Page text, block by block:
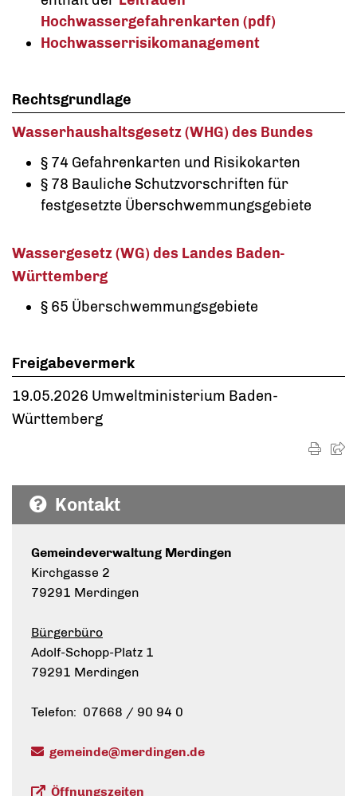
Hochwassergefahrenkarten (pdf)
Hochwasserrisikomanagement
Rechtsgrundlage
Wasserhaushaltsgesetz (WHG) des Bundes
§ 74 Gefahrenkarten und Risikokarten
§ 78 Bauliche Schutzvorschriften für
festgesetzte Überschwemmungsgebiete
Wassergesetz (WG) des Landes Baden-
Württemberg
§ 65 Überschwemmungsgebiete
Freigabevermerk
19.05.2026 Umweltministerium Baden-
Württemberg
Kontakt
Gemeindeverwaltung Merdingen
Kirchgasse 2
79291 Merdingen
Bürgerbüro
Adolf-Schopp-Platz 1
79291 Merdingen
Telefon: 07668 / 90 94 0
gemeinde@merdingen.de
Öffnungszeiten